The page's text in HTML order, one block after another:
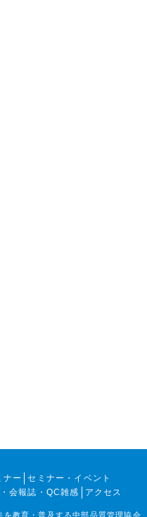
ナー
セミナー・イベント
会報誌・QC雑感 アクセス
教育・普及する中部品質管理協会